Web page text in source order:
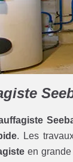
. Les
en